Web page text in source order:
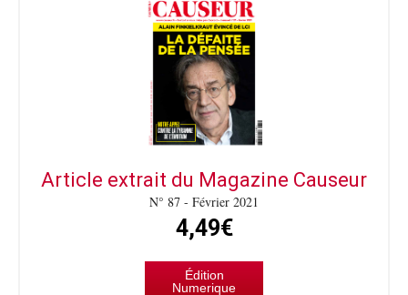
Article extrait du Magazine Causeur
N° 87 - Février 2021
4,49€
Édition
Numerique